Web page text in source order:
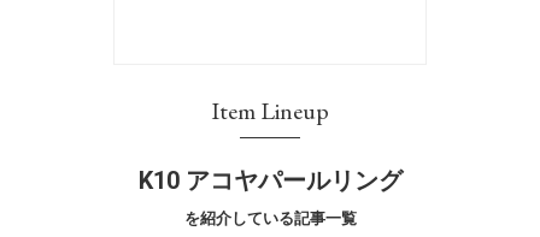
Item Lineup
K10 アコヤパールリング
を紹介している記事一覧